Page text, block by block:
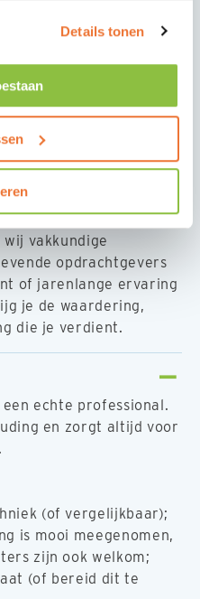
Details tonen
werken aan
werkgever voor
bouw en metaal. Al
vakkundige
opdrachtgevers
of jarenlange ervaring
je de waardering,
die je verdient.
echte professional.
en zorgt altijd voor
(of vergelijkbaar);
is mooi meegenomen,
zijn ook welkom;
(of bereid dit te